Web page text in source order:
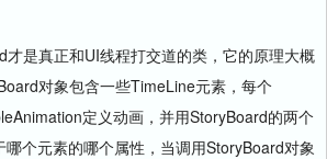
是真正和UI线程打交道的类，它的原理大概
对象包含一些TimeLine元素，每个
定义动画，并用StoryBoard的两个
个元素的哪个属性，当调用StoryBoard对象